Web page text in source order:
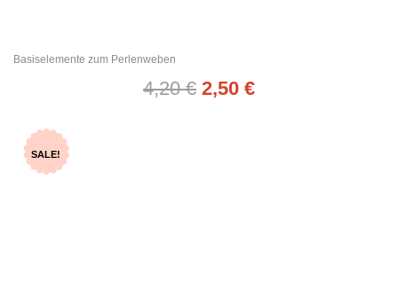
Basiselemente zum Perlenweben
4,20€ 2,50 €
SALE!